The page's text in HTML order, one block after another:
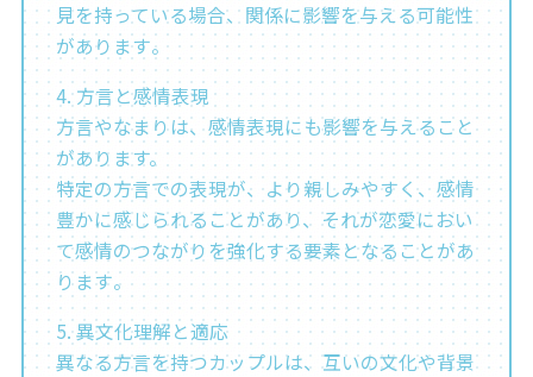
見を持っている場合、関係に影響を与える可能性
があります​​。
4. 方言と感情表現
方言やなまりは、感情表現にも影響を与えること
があります。
特定の方言での表現が、より親しみやすく、感情
豊かに感じられることがあり、それが恋愛におい
て感情のつながりを強化する要素となることがあ
ります​。
5. 異文化理解と適応
異なる方言を持つカップルは、互いの文化や背景